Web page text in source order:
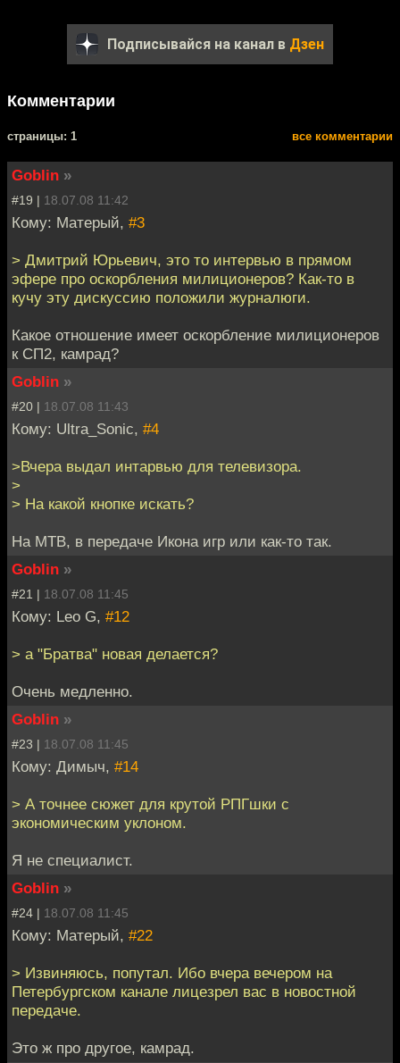
Подписывайся на канал в Дзен
Комментарии
cтраницы: 1 все комментарии
Goblin »
#19 | 18.07.08 11:42
Кому: Матерый, #3
> Дмитрий Юрьевич, это то интервью в прямом
эфере про оскорбления милиционеров? Как-то в
кучу эту дискуссию положили журналюги.
Какое отношение имеет оскорбление милиционеров
к СП2, камрад?
Goblin »
#20 | 18.07.08 11:43
Кому: Ultra_Sonic, #4
>Вчера выдал интарвью для телевизора.
>
> На какой кнопке искать?
На МТВ, в передаче Икона игр или как-то так.
Goblin »
#21 | 18.07.08 11:45
Кому: Leo G, #12
> а "Братва" новая делается?
Очень медленно.
Goblin »
#23 | 18.07.08 11:45
Кому: Димыч, #14
> А точнее сюжет для крутой РПГшки с
экономическим уклоном.
Я не специалист.
Goblin »
#24 | 18.07.08 11:45
Кому: Матерый, #22
> Извиняюсь, попутал. Ибо вчера вечером на
Петербургском канале лицезрел вас в новостной
передаче.
Это ж про другое, камрад.